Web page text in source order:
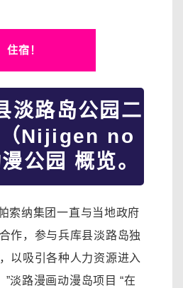
住宿！
淡路岛公园二
（Nijigen no
公园 概览。
索纳集团一直与当地政府
作，参与兵库县淡路岛独
以吸引各种人力资源进入
淡路漫画动漫岛项目 “在